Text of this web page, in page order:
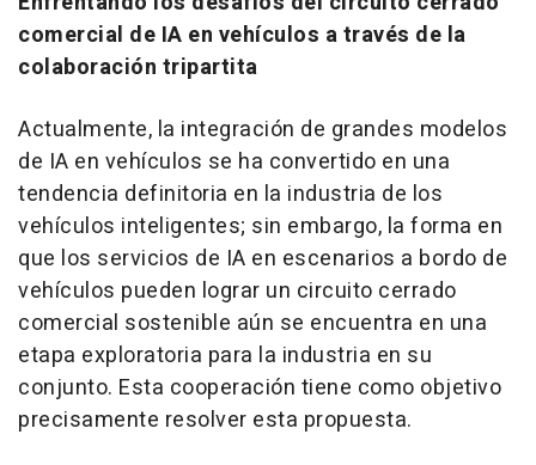
comercial de IA en vehículos a través de la
colaboración tripartita
Actualmente, la integración de grandes modelos
de IA en vehículos se ha convertido en una
tendencia definitoria en la industria de los
vehículos inteligentes; sin embargo, la forma en
que los servicios de IA en escenarios a bordo de
vehículos pueden lograr un circuito cerrado
comercial sostenible aún se encuentra en una
etapa exploratoria para la industria en su
conjunto. Esta cooperación tiene como objetivo
precisamente resolver esta propuesta.